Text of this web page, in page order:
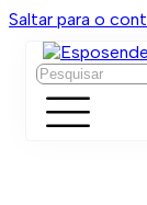
Saltar para o
Pesquisar